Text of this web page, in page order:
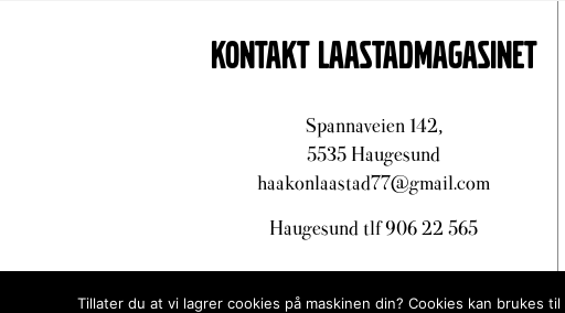
KONTAKT LAASTADMAGASINET
Spannaveien 142,
5535 Haugesund
haakonlaastad77@gmail.com
Haugesund tlf 906 22 565
Tillater du at vi lagrer cookies på maskinen din? Cookies kan brukes